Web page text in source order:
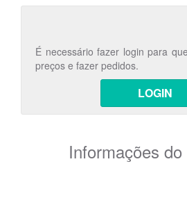
É necessário fazer login para
preços e fazer pedidos.
LOGIN
Informações